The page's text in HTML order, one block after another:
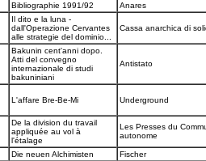
Bibliographie 1991/92 Anares
Il dito e la luna -
dall'Operazione Cervantes
alle strategie del dominio...
Cassa anarchica di
Bakunin cent'anni dopo.
Atti del convegno
internazionale di studi
bakuniniani
Antistato
L'affare Bre-Be-Mi Underground
De la division du travail
appliquée au vol à
l'étalage
Les Presses du
autonome
Die neuen Alchimisten
Fischer